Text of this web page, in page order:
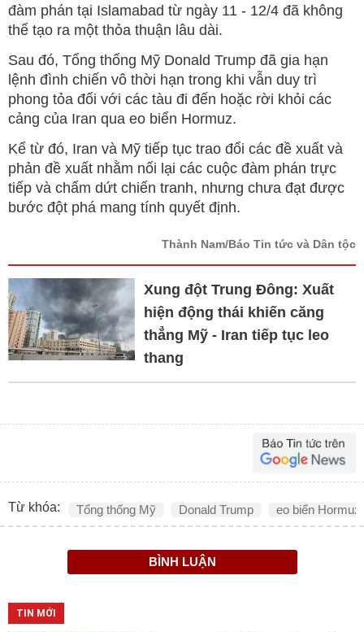
đàm phán tại Islamabad từ ngày 11 - 12/4 đã không
thể tạo ra một thỏa thuận lâu dài.
Sau đó, Tổng thống Mỹ Donald Trump đã gia hạn
lệnh đình chiến vô thời hạn trong khi vẫn duy trì
phong tỏa đối với các tàu đi đến hoặc rời khỏi các
cảng của Iran qua eo biển Hormuz.
Kể từ đó, Iran và Mỹ tiếp tục trao đổi các đề xuất và
phản đề xuất nhằm nối lại các cuộc đàm phán trực
tiếp và chấm dứt chiến tranh, nhưng chưa đạt được
bước đột phá mang tính quyết định.
Thành Nam/Báo Tin tức và Dân tộc
Xung đột Trung Đông: Xuất
hiện động thái khiến căng
thẳng Mỹ - Iran tiếp tục leo
thang
Từ khóa: Tổng thống Mỹ Donald Trump eo biển Hormuz
BÌNH LUẬN
TIN MỚI